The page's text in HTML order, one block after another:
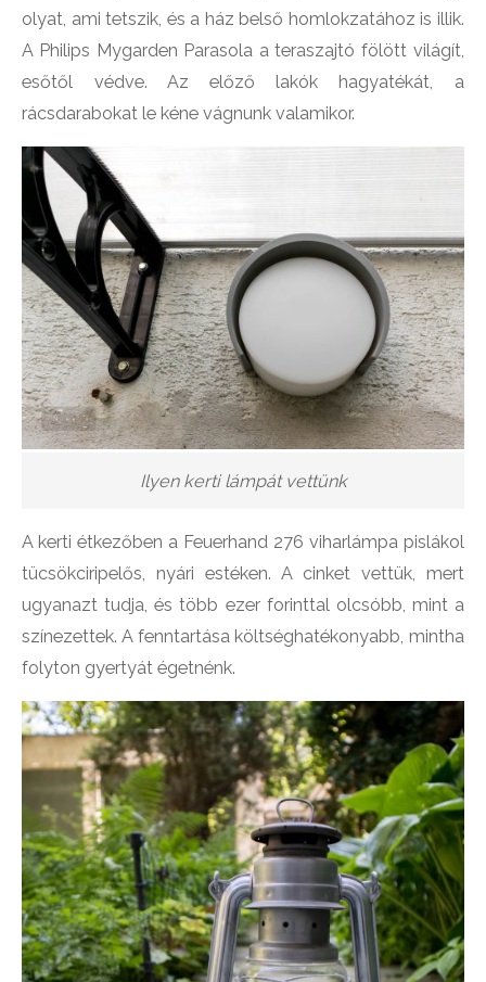
olyat, ami tetszik, és a ház belső homlokzatához is illik.
A Philips Mygarden Parasola a teraszajtó fölött világít,
esőtől védve. Az előző lakók hagyatékát, a
rácsdarabokat le kéne vágnunk valamikor.
Ilyen kerti lámpát vettünk
A kerti étkezőben a Feuerhand 276 viharlámpa pislákol
tücsökciripelős, nyári estéken. A cinket vettük, mert
ugyanazt tudja, és több ezer forinttal olcsóbb, mint a
színezettek. A fenntartása költséghatékonyabb, mintha
folyton gyertyát égetnénk.